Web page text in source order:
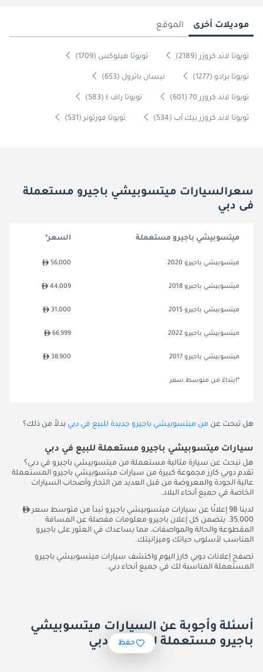
موديلات أخرى الموقع
تويوتا لاند كروزر (2189) تويوتا هيلوكس (1709)
تويوتا برادو (1277) نيسان باترول (653)
تويوتا لاند كروزر 70 (601) تويوتا راف ٤ (583)
تويوتا لاند كروزر بيك آب (534) تويوتا فورتونر (531)
سعرالسيارات ميتسوبيشي باجيرو مستعملة
فى دبي
ميتسوبيشي باجيرو مستعملة السعر*
ميتسوبيشي باجيرو 2020 56,000
ميتسوبيشي باجيرو 2018 44,009
ميتسوبيشي باجيرو 2015 31,000
ميتسوبيشي باجيرو 2022 66,999
ميتسوبيشي باجيرو 2017 38,900
*ابتداءً من متوسط سعر
هل تبحث عن من ميتسوبيشي باجيرو جديدة للبيع في دبي بدلاً من ذلك؟
سيارات ميتسوبيشي باجيرو مستعملة للبيع في دبي
هل تبحث عن سيارة مثالية مستعملة من ميتسوبيشي باجيرو في دبي؟
تقدم دوبي كارز مجموعة كبيرة من سيارات ميتسوبيشي باجيرو المستعملة
عالية الجودة والمعروضة من قبل العديد من التجار وأصحاب السيارات
الخاصة في جميع أنحاء البلاد.
لدينا 98 إعلانًا عن سيارات ميتسوبيشي باجيرو تبدأ من متوسط سعر
35,000. يتضمن كل إعلان باجيرو معلومات مفصلة عن المسافة
المقطوعة والحالة والمواصفات، مما يساعدك في العثور على باجيرو
المناسب لأسلوب حياتك وميزانيتك.
تصفح إعلانات دوبي كارز اليوم واكتشف سيارات ميتسوبيشي باجيرو
المستعملة المناسبة لك في جميع أنحاء دبي.
أسئلة وأجوبة عن السيارات ميتسوبيشي
باجيرو مستعملة للبيع في دبي
حفظ